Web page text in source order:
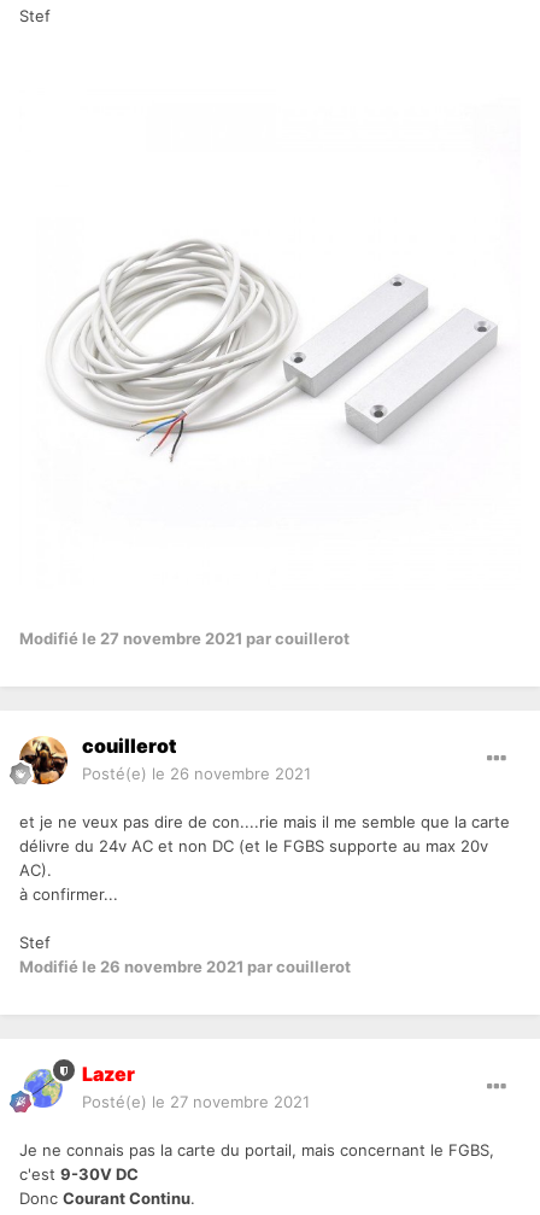
Stef
Modifié le 27 novembre 2021 par couillerot
couillerot
Posté(e) le 26 novembre 2021
et je ne veux pas dire de con....rie mais il me semble que la carte
délivre du 24v AC et non DC (et le FGBS supporte au max 20v
AC).
à confirmer...
Stef
Modifié le 26 novembre 2021 par couillerot
Lazer
Posté(e) le 27 novembre 2021
Je ne connais pas la carte du portail, mais concernant le FGBS,
c'est 9-30V DC
Donc Courant Continu.